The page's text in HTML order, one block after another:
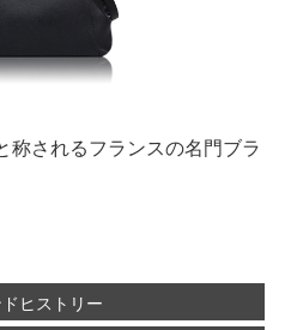
称されるフランスの名門ブラ
ヒストリー